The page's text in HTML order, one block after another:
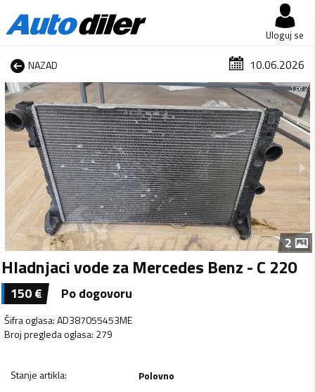
Uloguj se
NAZAD 10.06.2026
1 od 2
2
Hladnjaci vode za Mercedes Benz - C 220
150€ Po dogovoru
Šifra oglasa:AD387055453ME
Broj pregleda oglasa: 279
Stanje artikla: Polovno